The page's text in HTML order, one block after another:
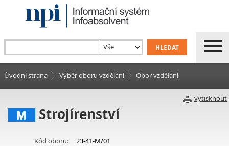
Úvodní strana Výběr oboru vzdělání Obor vzdělání
vytisknout
M Strojírenství
Kód oboru:
23-41-M/01